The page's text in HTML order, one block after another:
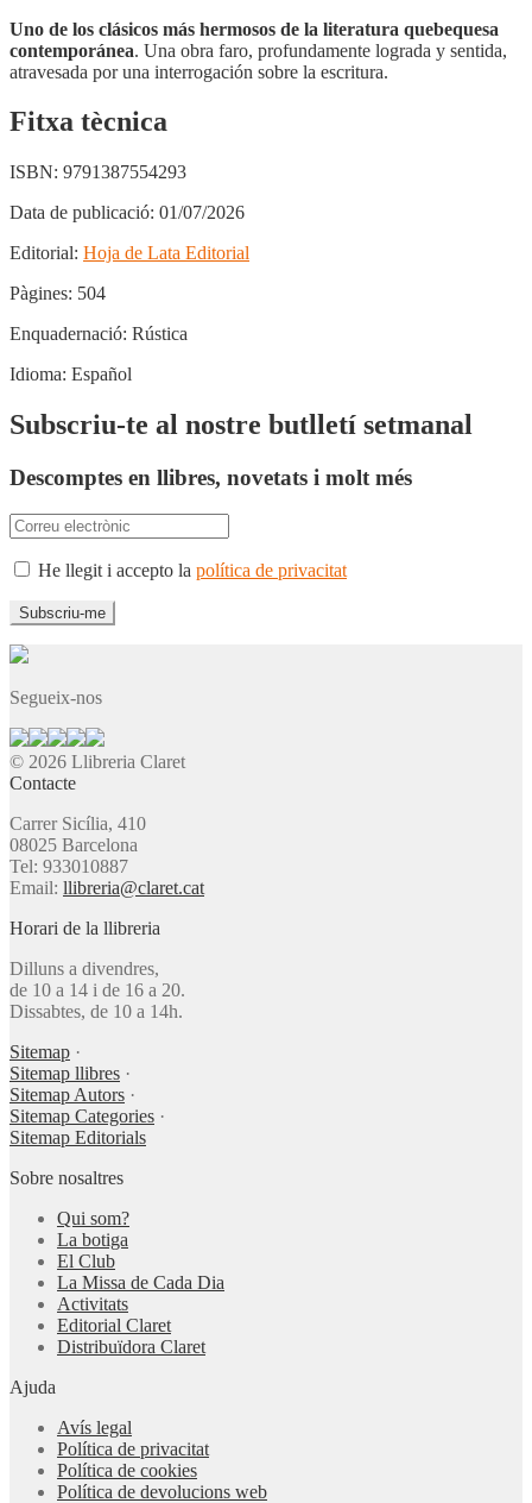
Uno de los clásicos más hermosos de la literatura quebequesa
contemporánea. Una obra faro, profundamente lograda y sentida,
atravesada por una interrogación sobre la escritura.
Fitxa tècnica
ISBN: 9791387554293
Data de publicació: 01/07/2026
Editorial: Hoja de Lata Editorial
Pàgines: 504
Enquadernació: Rústica
Idioma: Español
Subscriu-te al nostre butlletí setmanal
Descomptes en llibres, novetats i molt més
He llegit i accepto la política de privacitat
Segueix-nos
© 2026 Llibreria Claret
Contacte
Carrer Sicília, 410
08025 Barcelona
Tel: 933010887
Email: llibreria@claret.cat
Horari de la llibreria
Dilluns a divendres,
de 10 a 14 i de 16 a 20.
Dissabtes, de 10 a 14h.
Sitemap ·
Sitemap llibres ·
Sitemap Autors ·
Sitemap Categories ·
Sitemap Editorials
Sobre nosaltres
Qui som?
La botiga
El Club
La Missa de Cada Dia
Activitats
Editorial Claret
Distribuïdora Claret
Ajuda
Avís legal
Política de privacitat
Política de cookies
Política de devolucions web